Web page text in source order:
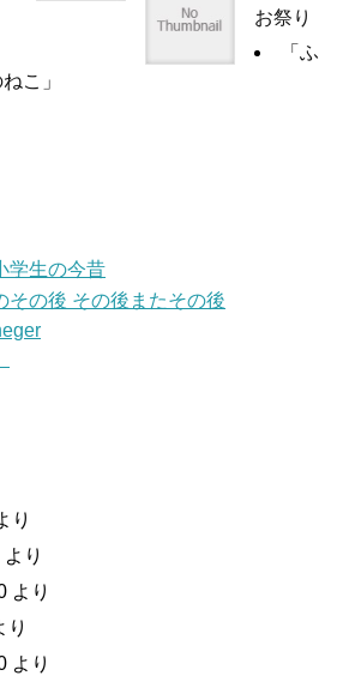
お祭り
「ふ
こ」
学生の今昔
その後 その後またその後
り
より
より
り
より